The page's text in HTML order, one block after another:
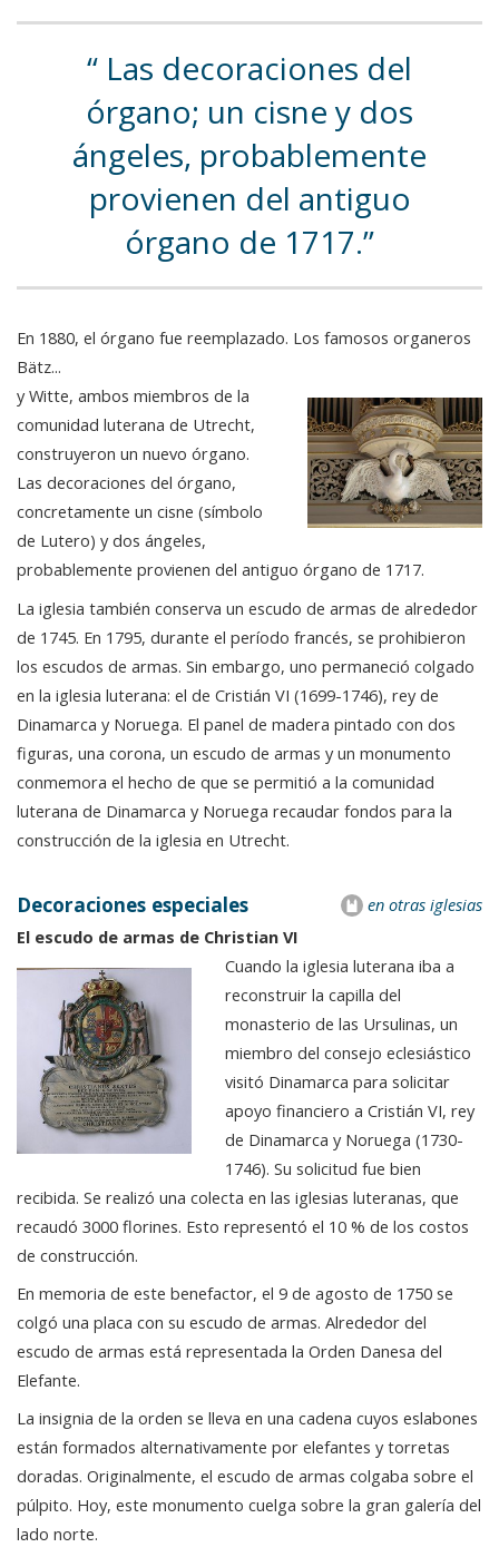
Las decoraciones del
órgano; un cisne y dos
ángeles, probablemente
provienen del antiguo
órgano de 1717.
En 1880, el órgano fue reemplazado. Los famosos organeros
Bätz...
y Witte, ambos miembros de la
comunidad luterana de Utrecht,
construyeron un nuevo órgano.
Las decoraciones del órgano,
concretamente un cisne (símbolo
de Lutero) y dos ángeles,
probablemente provienen del antiguo órgano de 1717.
La iglesia también conserva un escudo de armas de alrededor
de 1745. En 1795, durante el período francés, se prohibieron
los escudos de armas. Sin embargo, uno permaneció colgado
en la iglesia luterana: el de Cristián VI (1699-1746), rey de
Dinamarca y Noruega. El panel de madera pintado con dos
figuras, una corona, un escudo de armas y un monumento
conmemora el hecho de que se permitió a la comunidad
luterana de Dinamarca y Noruega recaudar fondos para la
construcción de la iglesia en Utrecht.
en otras iglesias
Decoraciones especiales
El escudo de armas de Christian VI
Cuando la iglesia luterana iba a
reconstruir la capilla del
monasterio de las Ursulinas, un
miembro del consejo eclesiástico
visitó Dinamarca para solicitar
apoyo financiero a Cristián VI, rey
de Dinamarca y Noruega (1730-
1746). Su solicitud fue bien
recibida. Se realizó una colecta en las iglesias luteranas, que
recaudó 3000 florines. Esto representó el 10 % de los costos
de construcción.
En memoria de este benefactor, el 9 de agosto de 1750 se
colgó una placa con su escudo de armas. Alrededor del
escudo de armas está representada la Orden Danesa del
Elefante.
La insignia de la orden se lleva en una cadena cuyos eslabones
están formados alternativamente por elefantes y torretas
doradas. Originalmente, el escudo de armas colgaba sobre el
púlpito. Hoy, este monumento cuelga sobre la gran galería del
lado norte.